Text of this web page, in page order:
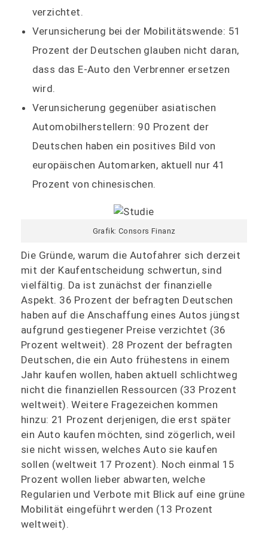
verzichtet.
Verunsicherung bei der Mobilitätswende: 51
Prozent der Deutschen glauben nicht daran,
dass das E-Auto den Verbrenner ersetzen
wird.
Verunsicherung gegenüber asiatischen
Automobilherstellern: 90 Prozent der
Deutschen haben ein positives Bild von
europäischen Automarken, aktuell nur 41
Prozent von chinesischen.
Grafik: Consors Finanz
Die Gründe, warum die Autofahrer sich derzeit
mit der Kaufentscheidung schwertun, sind
vielfältig. Da ist zunächst der finanzielle
Aspekt. 36 Prozent der befragten Deutschen
haben auf die Anschaffung eines Autos jüngst
aufgrund gestiegener Preise verzichtet (36
Prozent weltweit). 28 Prozent der befragten
Deutschen, die ein Auto frühestens in einem
Jahr kaufen wollen, haben aktuell schlichtweg
nicht die finanziellen Ressourcen (33 Prozent
weltweit). Weitere Fragezeichen kommen
hinzu: 21 Prozent derjenigen, die erst später
ein Auto kaufen möchten, sind zögerlich, weil
sie nicht wissen, welches Auto sie kaufen
sollen (weltweit 17 Prozent). Noch einmal 15
Prozent wollen lieber abwarten, welche
Regularien und Verbote mit Blick auf eine grüne
Mobilität eingeführt werden (13 Prozent
weltweit).